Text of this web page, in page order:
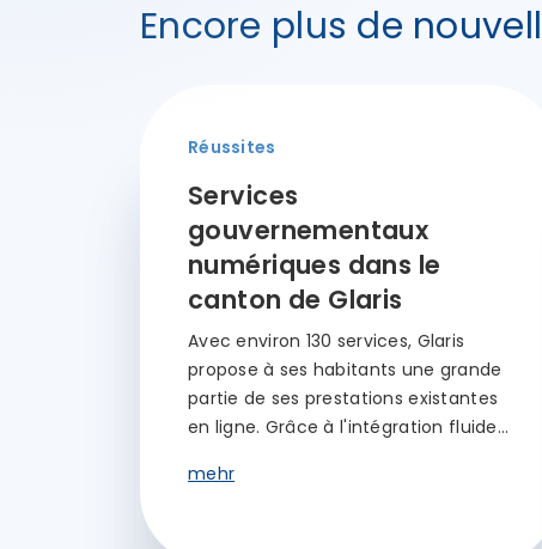
Encore plus de
Réussites
Services
gouvernementaux
numériques dans le
canton de Glaris
Avec environ 130 services, Glaris
propose à ses habitants une grande
partie de ses prestations existantes
en ligne. Grâce à l'intégration fluide…
mehr